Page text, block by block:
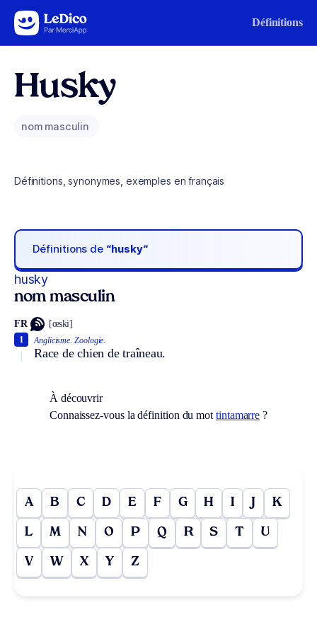
Aller au contenu Définitions
Husky
nom masculin
Définitions, synonymes, exemples en français
Définitions de “husky“
husky
nom masculin
FR [œski]
Anglicisme. Zoologie.
Race de chien de traîneau.
1
À découvrir
Connaissez-vous la définition du mot tintamarre ?
A B C D E F G H I J K
L M N O P Q R S T U
V W X Y Z